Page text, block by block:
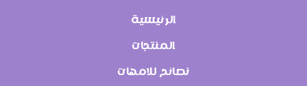
الرئيسية
المنتجات
نصائح للامهات